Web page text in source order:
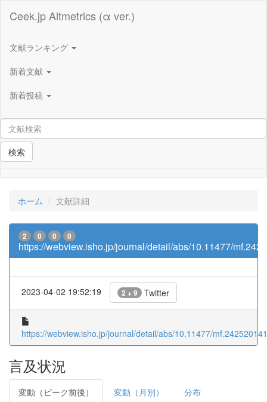
Ceek.jp Altmetrics (α ver.)
文献ランキング
新着文献
新着投稿
検索
ホーム 文献詳細
2 0 0 0
https://webview.isho.jp/journal/detail/abs/10.11477/
2023-04-02 19:52:19 2 + 9 Twitter
https://webview.isho.jp/journal/detail/abs/10.11477/
言及状況
変動（ピーク前後） 変動（月別） 分布